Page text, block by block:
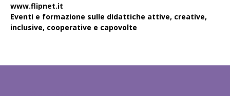
www.flipnet.it
Eventi e formazione sulle didattiche attive, creative,
inclusive, cooperative e capovolte